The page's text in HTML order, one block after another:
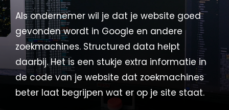
Als ondernemer wil je dat je website goed
gevonden wordt in Google en andere
zoekmachines. Structured data helpt
daarbij. Het is een stukje extra informatie in
de code van je website dat zoekmachines
beter laat begrijpen wat er op je site staat.